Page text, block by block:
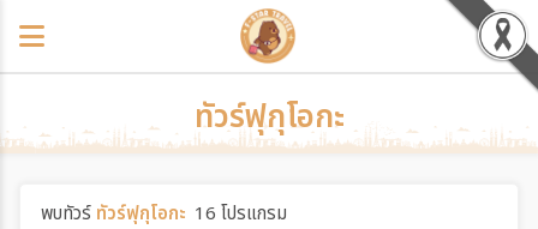
ทัวร์ฟุกุโอกะ
พบทัวร์ ทัวร์ฟุกุโอกะ 16 โปรแกรม